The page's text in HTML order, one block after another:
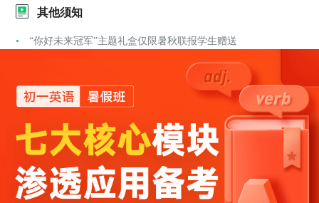
其他须知
“你好未来冠军”主题礼盒仅限暑秋联报学生赠送